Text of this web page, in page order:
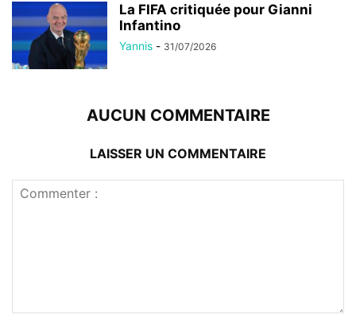
La FIFA critiquée pour Gianni
Infantino
Yannis - 31/07/2026
AUCUN COMMENTAIRE
LAISSER UN COMMENTAIRE